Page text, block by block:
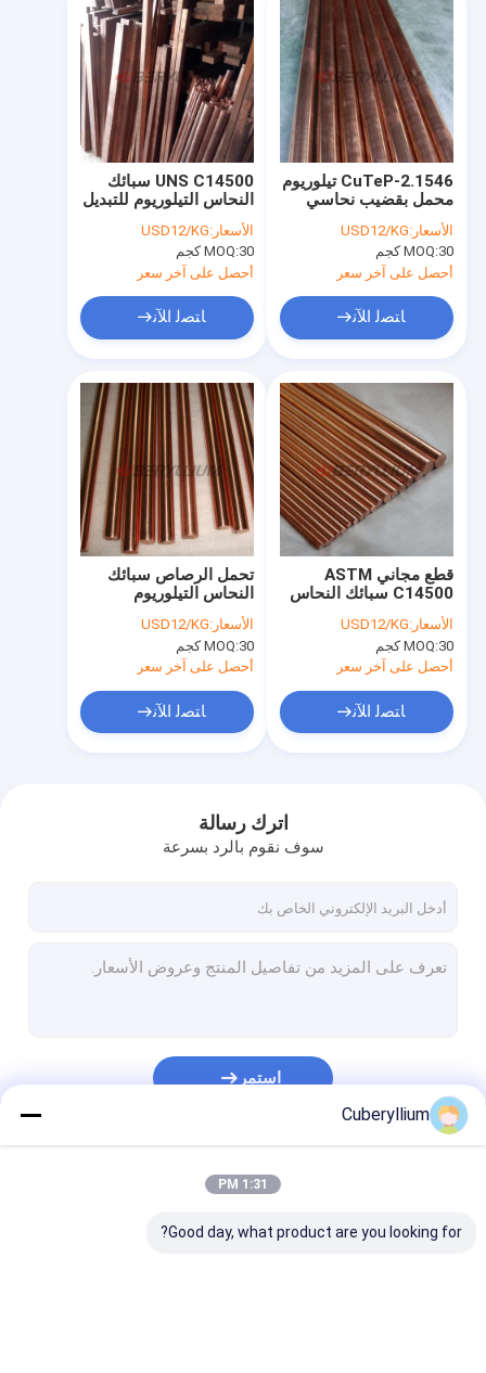
معلومات عنا
سبائك النحاس البريليوم
C17200 نحاس البريليوم
UNS C14500 سبائك
النحاس التيلوريوم للتبديل
الكهرومغناطيسي
للسيارات
الأسعار:USD12/KG
MOQ:30 كجم
أحصل على آخر سعر
ﺎﺘﺼﻟ ﺍﻶﻧ
CuTeP-2.1546 تيلوريوم
محمل بقضيب نحاسي
مم 15 مم 20 مم
الأسعار:USD12/KG
MOQ:30 كجم
أحصل على آخر سعر
ﺎﺘﺼﻟ ﺍﻶﻧ
تحمل الرصاص سبائك
النحاس التيلوريوم
وشريط
الأسعار:USD12/KG
MOQ:30 كجم
أحصل على آخر سعر
ﺎﺘﺼﻟ ﺍﻶﻧ
قطع مجاني ASTM
C14500 سبائك النحاس
التيلوريوم قضيب / شكل
بار
الأسعار:USD12/KG
MOQ:30 كجم
أحصل على آخر سعر
ﺎﺘﺼﻟ ﺍﻶﻧ
اترك رسالة
سوف نقوم بالرد بسرعة
استمر
Cuberyllium
1:31 PM
Good day, what product are you looking for?